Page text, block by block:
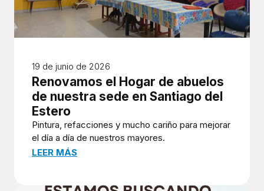
19 de junio de 2026
Renovamos el Hogar de abuelos
de nuestra sede en Santiago del
Estero
Pintura, refacciones y mucho cariño para mejorar
el día a día de nuestros mayores.
LEER MÁS